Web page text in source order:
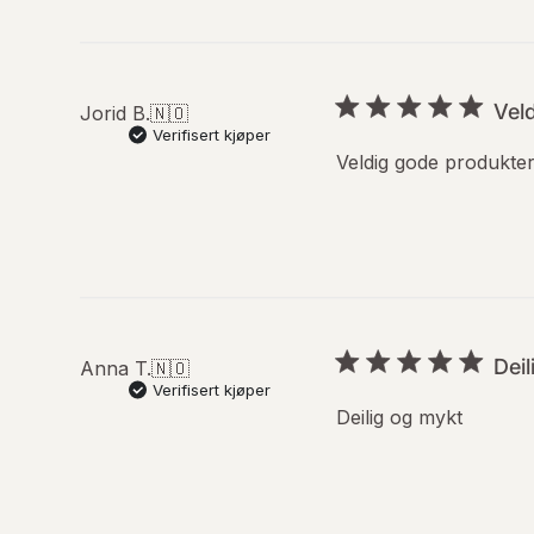
Jorid B.🇳🇴
Verifisert kjøper
Veldig gode produkter
Anna T.🇳🇴
Verifisert kjøper
Deilig og mykt